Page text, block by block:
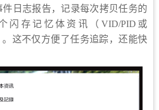
日志报告，记录每次拷贝任务的
闪存记忆体资讯（VID/PID或
。这不仅方便了任务追踪，还能快